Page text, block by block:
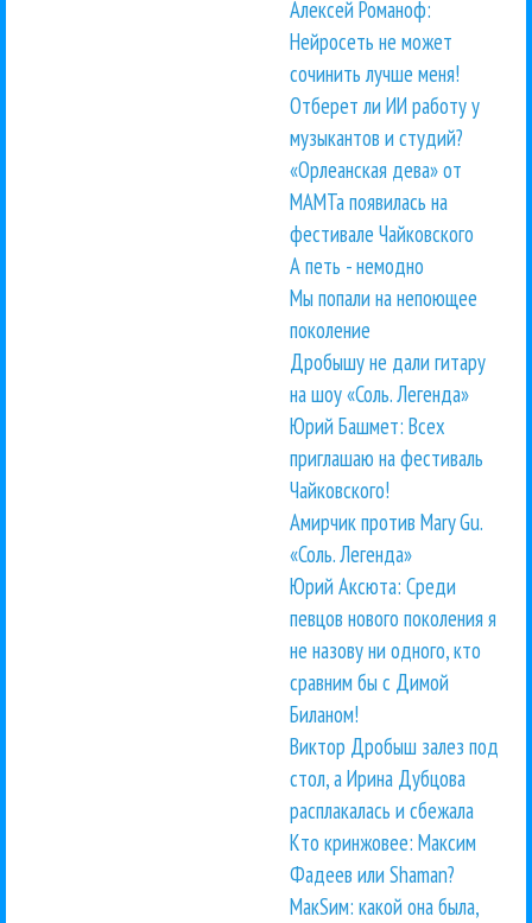
Алексей Романоф:
Нейросеть не может
сочинить лучше меня!
Отберет ли ИИ работу у
музыкантов и студий?
«Орлеанская дева» от
МАМТа появилась на
фестивале Чайковского
А петь - немодно
Мы попали на непоющее
поколение
Дробышу не дали гитару
на шоу «Соль. Легенда»
Юрий Башмет: Всех
приглашаю на фестиваль
Чайковского!
Амирчик против Mary Gu.
«Соль. Легенда»
Юрий Аксюта: Среди
певцов нового поколения я
не назову ни одного, кто
сравним бы с Димой
Биланом!
Виктор Дробыш залез под
стол, а Ирина Дубцова
расплакалась и сбежала
Кто кринжовее: Максим
Фадеев или Shaman?
МакSим: какой она была,